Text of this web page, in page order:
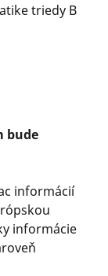
triedy B
bude
informácií
informácie